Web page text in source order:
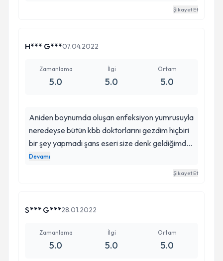
birlikte mükemmel yürütüyorsunuz. Çok başarılıŞikayet Et
H*** G***07.04.2022
Zamanlama
5.0
İlgi
5.0
Ortam
5.0
Aniden boynumda oluşan enfeksiyon yumrusuyla
neredeyse bütün kbb doktorlarını gezdim hiçbiri
bir şey yapmadı şans eseri size denk geldiğimde
hemen yatışımı yapıp 2 aydır çektiğim ağrıdan
beni 5 günde kurtardınız çok iyisiniz ama daha
Devamı
Şikayet Et
S*** G***28.01.2022
Zamanlama
5.0
İlgi
5.0
Ortam
5.0